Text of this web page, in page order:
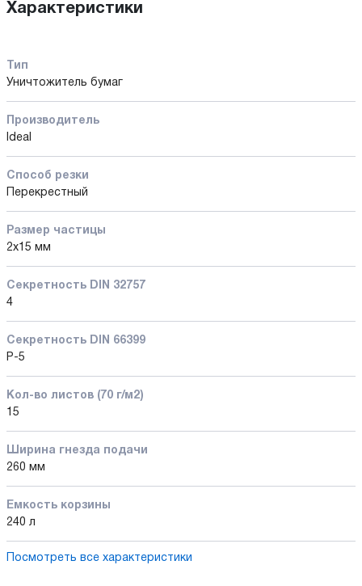
Характеристики
Тип
Уничтожитель бумаг
Производитель
Ideal
Способ резки
Перекрестный
Размер частицы
2x15 мм
Секретность DIN 32757
4
Секретность DIN 66399
P-5
Кол-во листов (70 г/м2)
15
Ширина гнезда подачи
260 мм
Емкость корзины
240 л
Посмотреть все характеристики